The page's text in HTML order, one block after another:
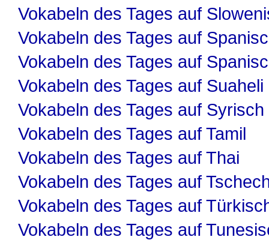
Vokabeln des Tages auf
Vokabeln des Tages auf
Vokabeln des Tages auf
Vokabeln des Tages auf Suaheli
Vokabeln des Tages auf Syrisch
Vokabeln des Tages auf Tamil
Vokabeln des Tages auf Thai
Vokabeln des Tages auf
Vokabeln des Tages auf
Vokabeln des Tages auf